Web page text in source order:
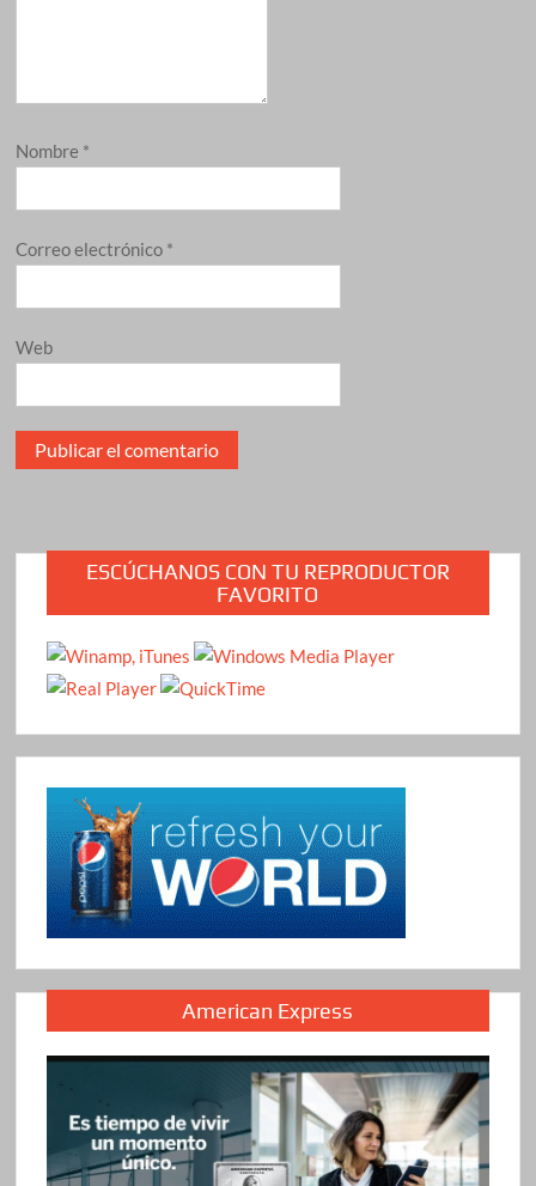
Nombre *
Correo electrónico *
Web
ESCÚCHANOS CON TU REPRODUCTOR
FAVORITO
American Express